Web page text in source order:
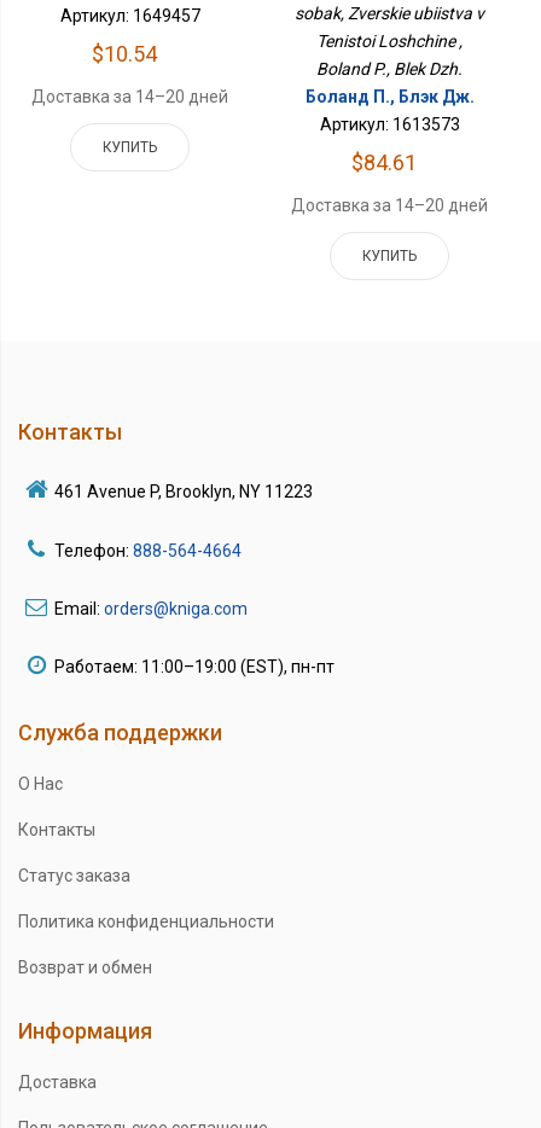
Артикул: 1649457
$10.54
Доставка за 14–20 дней
КУПИТЬ
sobak, Zverskie ubiistva v
Tenistoi Loshchine ,
Boland P., Blek Dzh.
Боланд П., Блэк Дж.
Артикул: 1613573
$84.61
Доставка за 14–20 дней
КУПИТЬ
Контакты
461 Avenue P, Brooklyn, NY 11223
Телефон: 888-564-4664
Email: orders@kniga.com
Работаем: 11:00–19:00 (EST), пн-пт
Служба поддержки
О Нас
Контакты
Статус заказа
Политика конфиденциальности
Возврат и обмен
Информация
Доставка